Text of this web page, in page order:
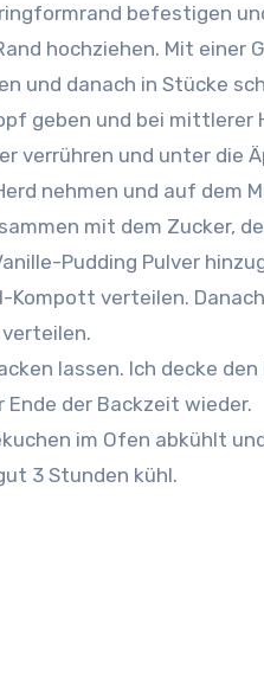
befestigen
hochziehen. Mit einer
und danach in Stücke
geben und bei mittlerer
verrühren und unter die
nehmen und auf dem
mit dem Zucker,
Pudding Pulver
Kompott verteilen.
lassen. Ich decke
der Backzeit wieder.
im Ofen abkühlt
3 Stunden kühl.